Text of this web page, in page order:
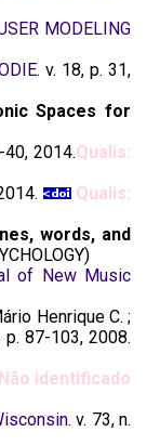
MODELING
. v. 18, p. 31,
Spaces for
40, 2014.Qualis:
Qualis:
words, and
of New Music
Henrique C. ;
p. 87-103, 2008.
identificado
. v. 73, n.